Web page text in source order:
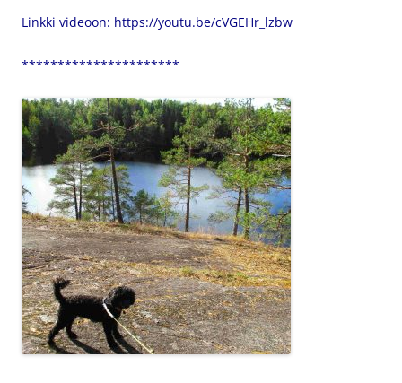
Linkki videoon: https://youtu.be/cVGEHr_lzbw
**********************